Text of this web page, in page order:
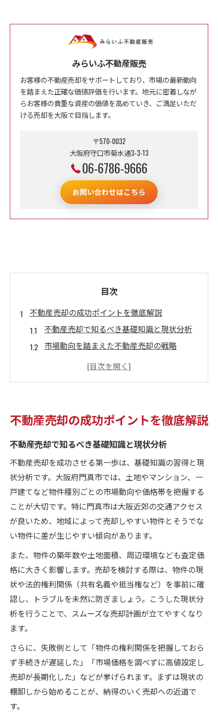
みらいふ不動産販売
お客様の不動産売却をサポートしており、市場の最新動向
を踏まえた正確な価値評価を行います。地元に密着しなが
らお客様の貴重な資産の価値を高めていき、ご満足いただ
ける売却を大阪で目指します。
〒570-0032
大阪府守口市菊水通3-3-13
06-6786-9666
お問い合わせはこちら
目次
不動産売却の成功ポイントを徹底解説
不動産売却で知るべき基礎知識と現状分析
市場動向を踏まえた不動産売却の戦略
不動産売却サポート活用のメリット解説
早期現金化に有効な不動産売却サポート術
売却スケジュールを組む最適なタイミング
不動産売却成功へ導く現地査定の活用法
複数社比較による不動産売却の有効性
現金化を加速させる売却方法の選び方
不動産売却サポートの活用術とは
不動産売却サポートの具体的なサービス内
容
サポート利用で得られる手続きの効率化
専門スタッフのアドバイス活用法と強み
オンライン相談や査定サービスの活用術
不動産売却を円滑に進めるサポートの選び
不動産売却時に重視すべき安心ポイント
契約前後で注意したいトラブル防止策
信頼できる担当者の見極め方と対応力
不動産売却の成功ポイントを徹底解説
不動産売却で知るべき基礎知識と現状分析
不動産売却を成功させる第一歩は、基礎知識の習得と現
状分析です。大阪府門真市では、土地やマンション、一
戸建てなど物件種別ごとの市場動向や価格帯を把握する
ことが大切です。特に門真市は大阪近郊の交通アクセス
が良いため、地域によって売却しやすい物件とそうでな
い物件に差が生じやすい傾向があります。
また、物件の築年数や土地面積、周辺環境なども査定価
格に大きく影響します。売却を検討する際は、物件の現
状や法的権利関係（共有名義や抵当権など）を事前に確
認し、トラブルを未然に防ぎましょう。こうした現状分
析を行うことで、スムーズな売却計画が立てやすくなり
ます。
さらに、失敗例として「物件の権利関係を把握しておら
ず手続きが遅延した」「市場価格を調べずに高値設定し
売却が長期化した」などが挙げられます。まずは現状の
棚卸しから始めることが、納得のいく売却への近道で
す。